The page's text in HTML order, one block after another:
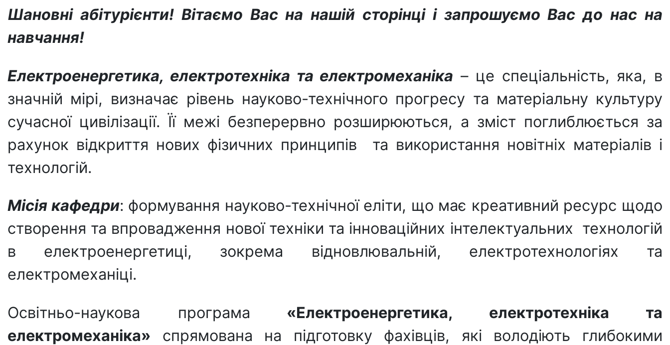
Шановні абітурієнти! Вітаємо Вас на нашій сторінці і запрошуємо Вас до нас на
навчання!
Електроенергетика, електротехніка та електромеханіка – це спеціальність, яка, в
значній мірі, визначає рівень науково-технічного прогресу та матеріальну культуру
сучасної цивілізації. Її межі безперервно розширюються, а зміст поглиблюється за
рахунок відкриття нових фізичних принципів та використання новітніх матеріалів і
технологій.
Місія кафедри: формування науково-технічної еліти, що має креативний ресурс щодо
створення та впровадження нової техніки та інноваційних інтелектуальних технологій
в електроенергетиці, зокрема відновлювальній, електротехнологіях та
електромеханіці.
Освітньо-наукова програма «Електроенергетика, електротехніка та
електромеханіка» спрямована на підготовку фахівців, які володіють глибокими